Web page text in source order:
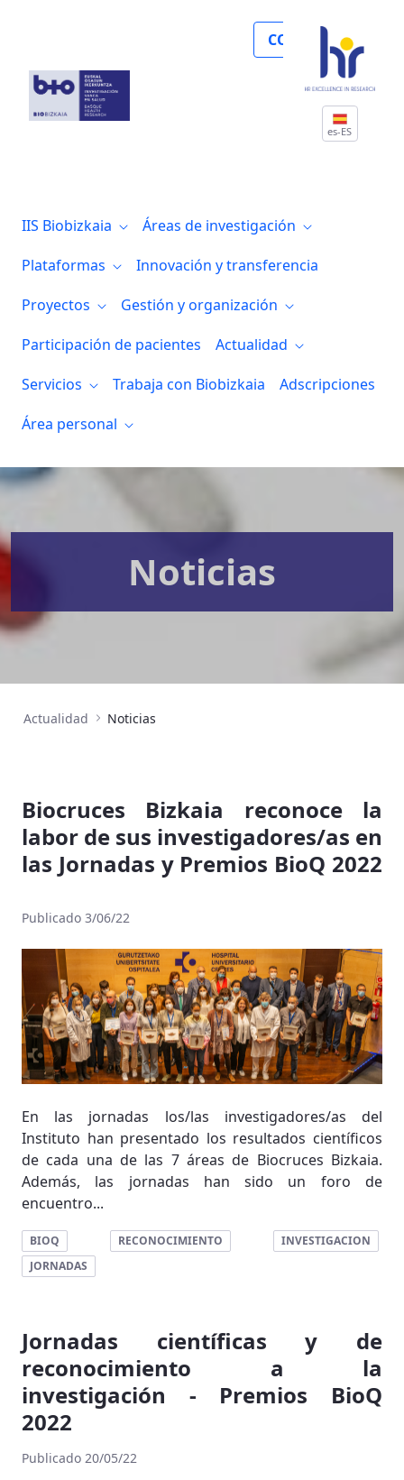
COLABORA
es-ES
IIS Biobizkaia
Áreas de investigación
Plataformas
Innovación y transferencia
Proyectos
Gestión y organización
Participación de pacientes
Actualidad
Servicios
Trabaja con Biobizkaia
Adscripciones
Área personal
Noticias
Actualidad Noticias
Biocruces Bizkaia reconoce la
labor de sus investigadores/as en
las Jornadas y Premios BioQ 2022
Publicado 3/06/22
En las jornadas los/las investigadores/as del
Instituto han presentado los resultados científicos
de cada una de las 7 áreas de Biocruces Bizkaia.
Además, las jornadas han sido un foro de
encuentro...
BIOQ RECONOCIMIENTO
INVESTIGACION
JORNADAS
Jornadas científicas y de
reconocimiento a la
investigación - Premios BioQ
2022
Publicado 20/05/22